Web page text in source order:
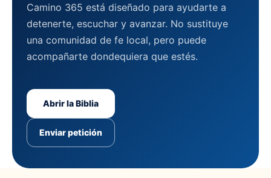
Camino 365 está diseñado para ayudarte a
detenerte, escuchar y avanzar. No sustituye
una comunidad de fe local, pero puede
acompañarte dondequiera que estés.
Abrir la Biblia
Enviar petición